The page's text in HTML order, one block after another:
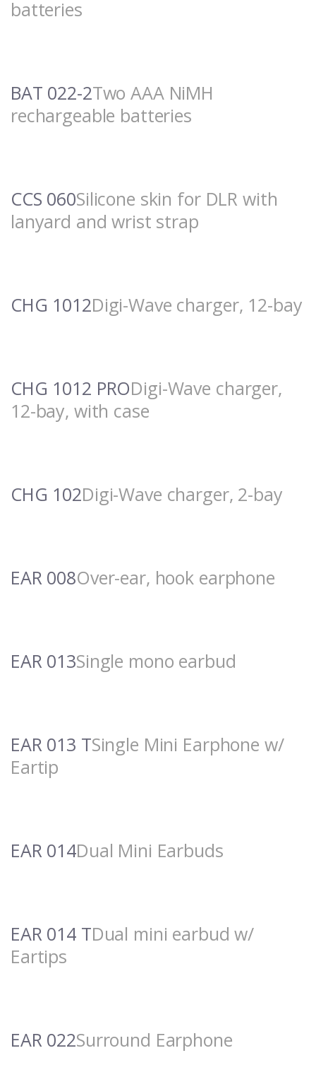
batteries
BAT 022-2Two AAA NiMH
rechargeable batteries
CCS 060Silicone skin for DLR with
lanyard and wrist strap
CHG 1012Digi-Wave charger, 12-bay
CHG 1012 PRODigi-Wave charger,
12-bay, with case
CHG 102Digi-Wave charger, 2-bay
EAR 008Over-ear, hook earphone
EAR 013Single mono earbud
EAR 013 TSingle Mini Earphone w/
Eartip
EAR 014Dual Mini Earbuds
EAR 014 TDual mini earbud w/
Eartips
EAR 022Surround Earphone